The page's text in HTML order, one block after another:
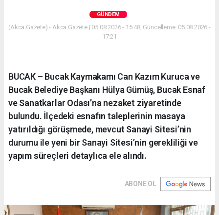
GÜNDEM
(Akca Gazete) - Akca Gazete | 05.08.2026 - 15:48, Güncelleme: 05.08.2026 -
17:21
BUCAK – Bucak Kaymakamı Can Kazım Kuruca ve
Bucak Belediye Başkanı Hülya Gümüş, Bucak Esnaf
ve Sanatkarlar Odası’na nezaket ziyaretinde
bulundu. İlçedeki esnafın taleplerinin masaya
yatırıldığı görüşmede, mevcut Sanayi Sitesi’nin
durumu ile yeni bir Sanayi Sitesi’nin gerekliliği ve
yapım süreçleri detaylıca ele alındı.
ABONE OL